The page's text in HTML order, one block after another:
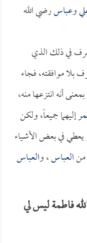
وعباسرضي الله
في ذلك الذي
بلا موافقته، فجاء
أنه انتزعها منه،
إليهما جميعاً، ولكن
في بعض الأشياء
منالعباس، والعباس
فاطمة ليس لي